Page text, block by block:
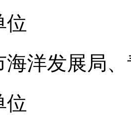
发展局、